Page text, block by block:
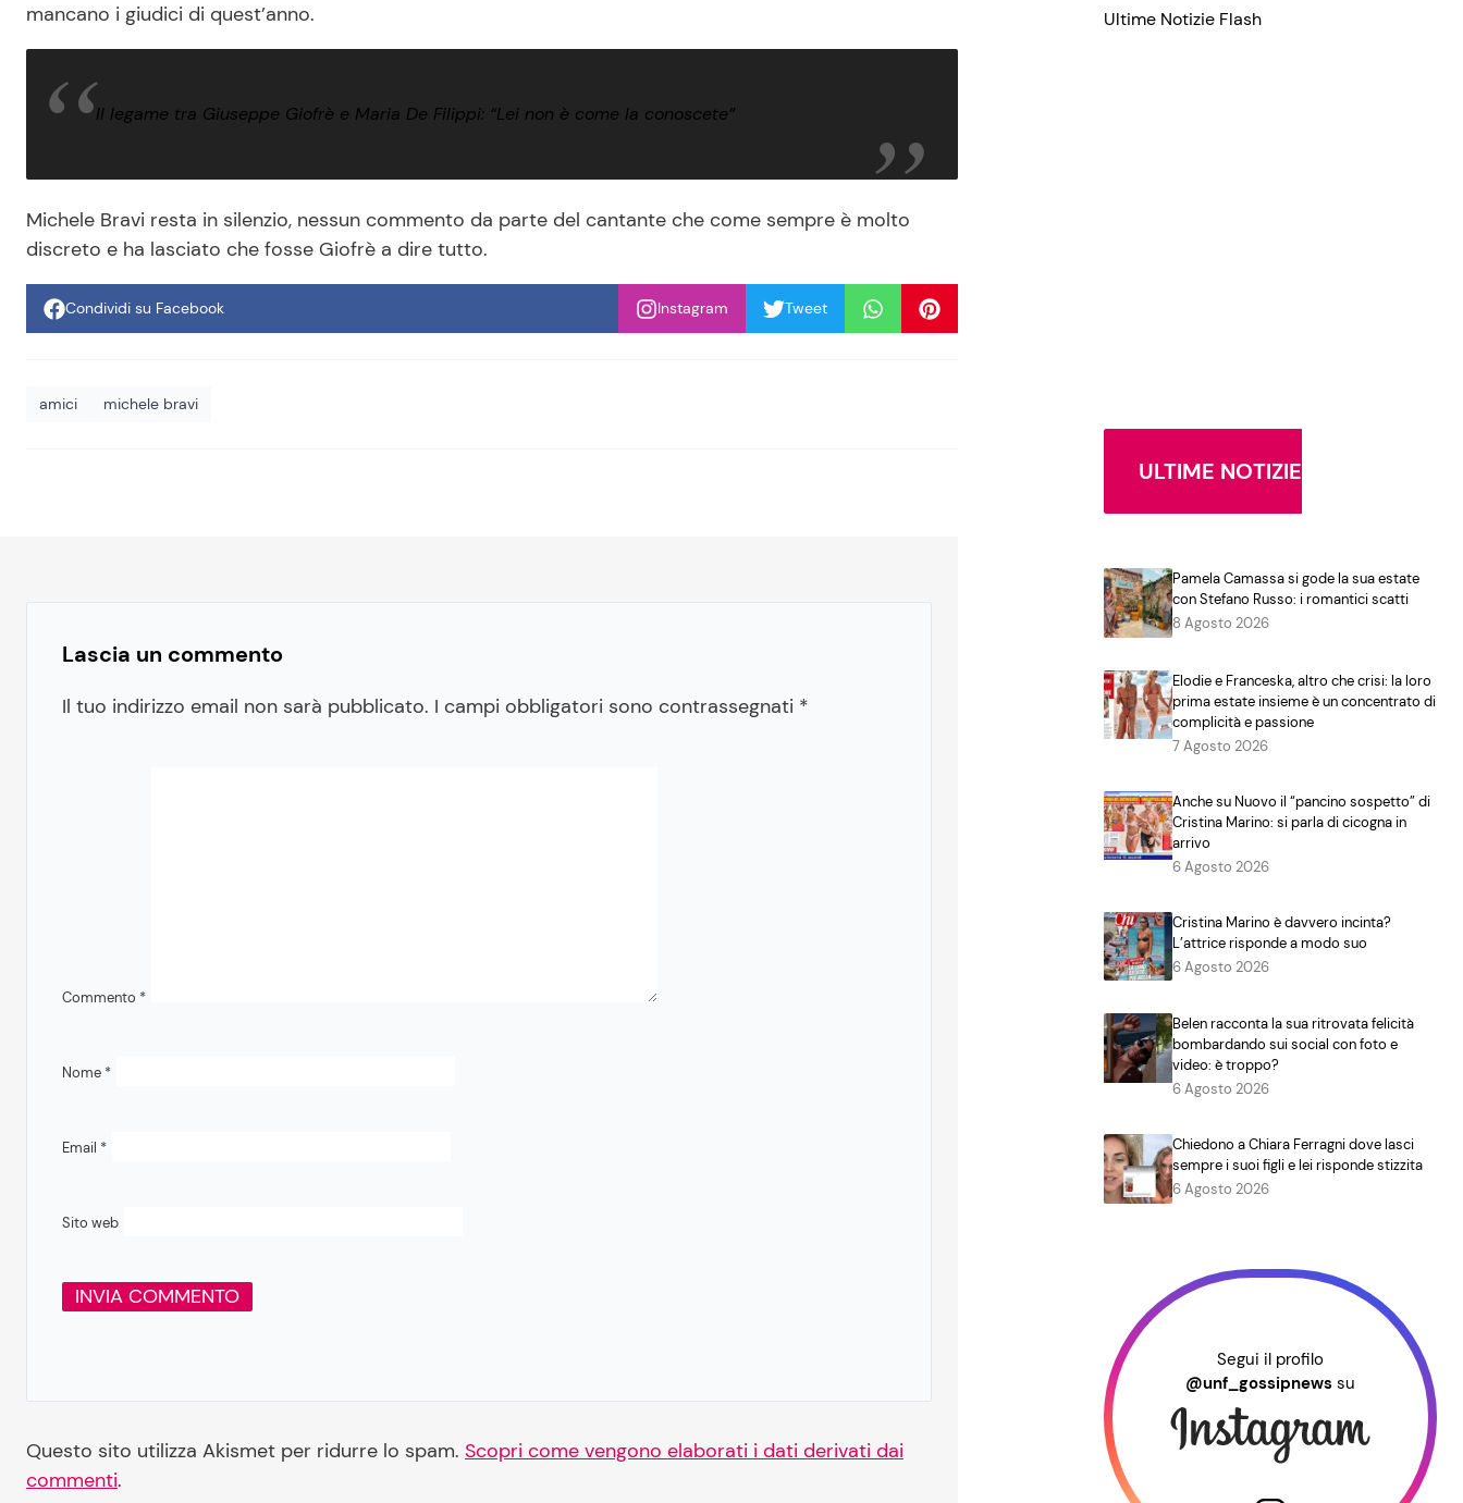
mancano i giudici di quest’anno.
Il legame tra Giuseppe Giofrè e Maria De Filippi: “Lei non è come la conoscete”
Michele Bravi resta in silenzio, nessun commento da parte del cantante che come sempre è molto
discreto e ha lasciato che fosse Giofrè a dire tutto.
Condividi su Facebook Instagram Tweet
amici michele bravi
Lascia un commento
Il tuo indirizzo email non sarà pubblicato. I campi obbligatori sono contrassegnati *
Commento *
Nome *
Email *
Sito web
Questo sito utilizza Akismet per ridurre lo spam. Scopri come vengono elaborati i dati derivati dai
commenti.
Ultime Notizie Flash
ULTIME NOTIZIE
Pamela Camassa si gode la sua estate
con Stefano Russo: i romantici scatti
8 Agosto 2026
Elodie e Franceska, altro che crisi: la loro
prima estate insieme è un concentrato di
complicità e passione
7 Agosto 2026
Anche su Nuovo il “pancino sospetto” di
Cristina Marino: si parla di cicogna in
arrivo
6 Agosto 2026
Cristina Marino è davvero incinta?
L’attrice risponde a modo suo
6 Agosto 2026
Belen racconta la sua ritrovata felicità
bombardando sui social con foto e
video: è troppo?
6 Agosto 2026
Chiedono a Chiara Ferragni dove lasci
sempre i suoi figli e lei risponde stizzita
6 Agosto 2026
Segui il profilo
@unf_gossipnews su